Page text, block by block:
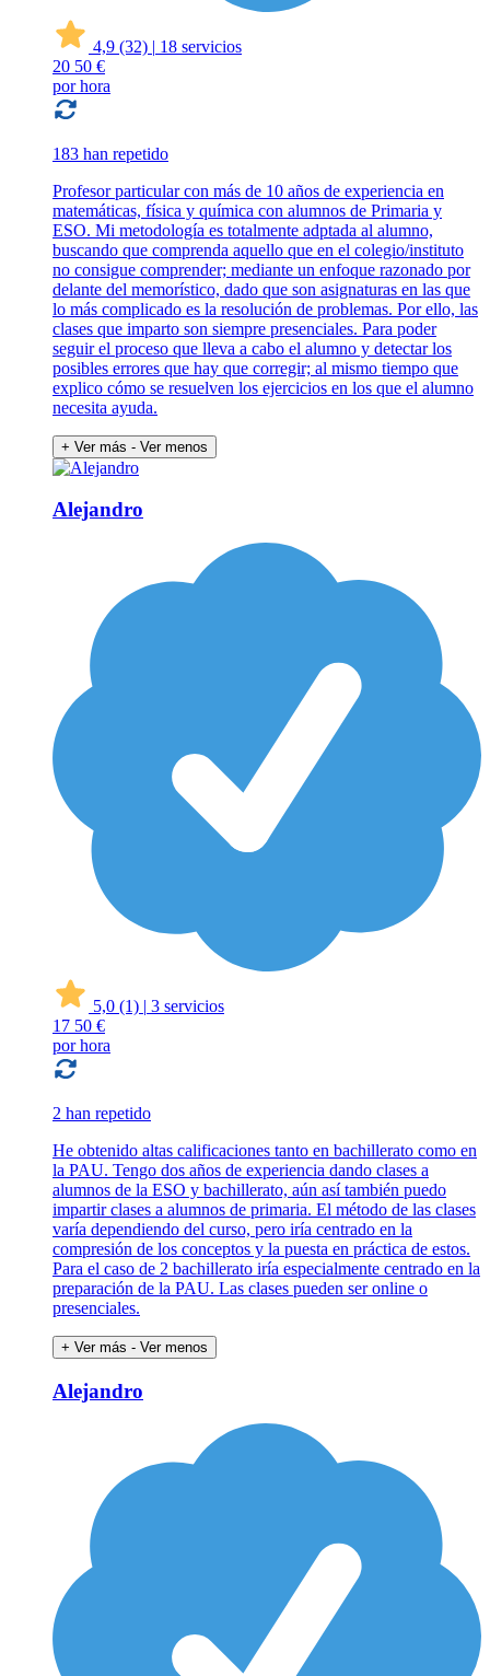
4,9 (32) | 18 servicios
20 50 €
por hora
183 han repetido
Profesor particular con más de 10 años de experiencia en
matemáticas, física y química con alumnos de Primaria y
ESO. Mi metodología es totalmente adptada al alumno,
buscando que comprenda aquello que en el colegio/instituto
no consigue comprender; mediante un enfoque razonado por
delante del memorístico, dado que son asignaturas en las que
lo más complicado es la resolución de problemas. Por ello, las
clases que imparto son siempre presenciales. Para poder
seguir el proceso que lleva a cabo el alumno y detectar los
posibles errores que hay que corregir; al mismo tiempo que
explico cómo se resuelven los ejercicios en los que el alumno
necesita ayuda.
+ Ver más - Ver menos
Alejandro
5,0 (1) | 3 servicios
17 50 €
por hora
2 han repetido
He obtenido altas calificaciones tanto en bachillerato como en
la PAU. Tengo dos años de experiencia dando clases a
alumnos de la ESO y bachillerato, aún así también puedo
impartir clases a alumnos de primaria. El método de las clases
varía dependiendo del curso, pero iría centrado en la
compresión de los conceptos y la puesta en práctica de estos.
Para el caso de 2 bachillerato iría especialmente centrado en la
preparación de la PAU. Las clases pueden ser online o
presenciales.
+ Ver más - Ver menos
Alejandro